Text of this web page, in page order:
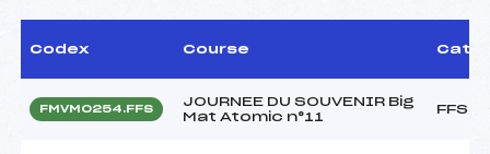
Codex Course Cat.
FMVM0254.FFS
JOURNEE DU SOUVENIR Big
Mat Atomic n°11
FFS